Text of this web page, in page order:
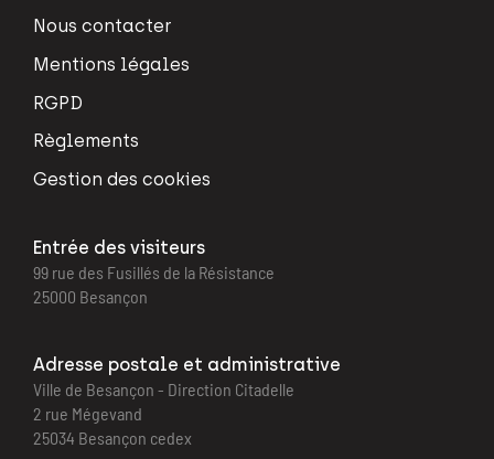
Nous contacter
Mentions légales
RGPD
Règlements
Gestion des cookies
Entrée des visiteurs
99 rue des Fusillés de la Résistance
25000 Besançon
Adresse postale et administrative
Ville de Besançon - Direction Citadelle
2 rue Mégevand
25034 Besançon cedex